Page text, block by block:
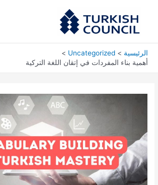
المحتوى
الرئيسية
Uncategorized
أهمية بناء المفردات في إتقان اللغة التركية